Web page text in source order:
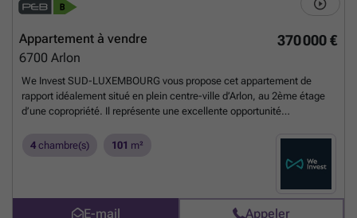
370 000 €
Appartement à vendre
6700 Arlon
We Invest SUD-LUXEMBOURG vous propose cet appartement de
rapport idéalement situé en plein centre-ville d’Arlon, au 2ème étage
d’une copropriété. Il représente une excellente opportunité
colocation déjà en place. Le cadre urbain offre un accès direct à
toutes les commodités : commerces, transports, écoles et services,
ce qui en fait un emplacement particulièrement recherché. Il se
compose comme suit : Un vaste hall d’entrée desservant les
différentes pièces, deux toilettes séparées, une grande pièce de vie
4 chambre(s) 101 m²
E-mail Appeler